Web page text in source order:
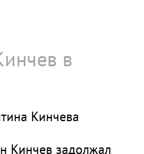
в
Кинчева
Кинчев задолжал